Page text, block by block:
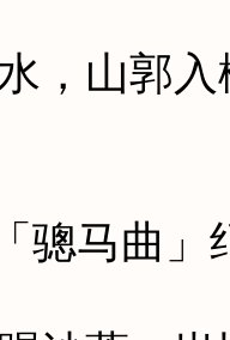
山郭入
马曲」